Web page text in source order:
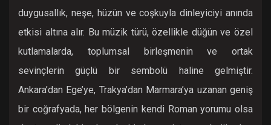
duygusallık, neşe, hüzün ve coşkuyla dinleyiciyi anında
etkisi altına alır. Bu müzik türü, özellikle düğün ve özel
kutlamalarda, toplumsal birleşmenin ve ortak
sevinçlerin güçlü bir sembolü haline gelmiştir.
Ankara’dan Ege’ye, Trakya’dan Marmara’ya uzanan geniş
bir coğrafyada, her bölgenin kendi Roman yorumu olsa